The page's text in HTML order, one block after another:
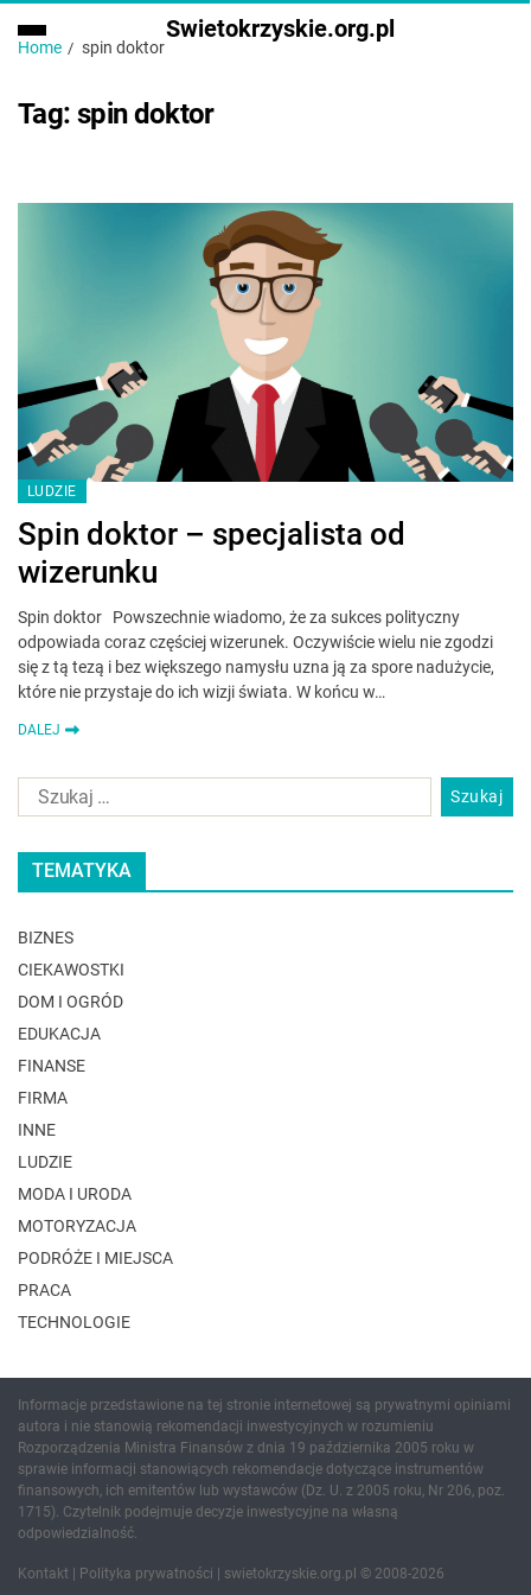
Swietokrzyskie.org.pl
Home spin doktor
Tag: spin doktor
LUDZIE
Spin doktor – specjalista od
wizerunku
Spin doktor Powszechnie wiadomo, że za sukces polityczny
odpowiada coraz częściej wizerunek. Oczywiście wielu nie zgodzi
się z tą tezą i bez większego namysłu uzna ją za spore nadużycie,
które nie przystaje do ich wizji świata. W końcu w…
DALEJ
TEMATYKA
BIZNES
CIEKAWOSTKI
DOM I OGRÓD
EDUKACJA
FINANSE
FIRMA
INNE
LUDZIE
MODA I URODA
MOTORYZACJA
PODRÓŻE I MIEJSCA
PRACA
TECHNOLOGIE
Informacje przedstawione na tej stronie internetowej są prywatnymi opiniami
autora i nie stanowią rekomendacji inwestycyjnych w rozumieniu
Rozporządzenia Ministra Finansów z dnia 19 października 2005 roku w
sprawie informacji stanowiących rekomendacje dotyczące instrumentów
finansowych, ich emitentów lub wystawców (Dz. U. z 2005 roku, Nr 206, poz.
1715). Czytelnik podejmuje decyzje inwestycyjne na własną
odpowiedzialność.
Kontakt Polityka prywatności | swietokrzyskie.org.pl © 2008-2026